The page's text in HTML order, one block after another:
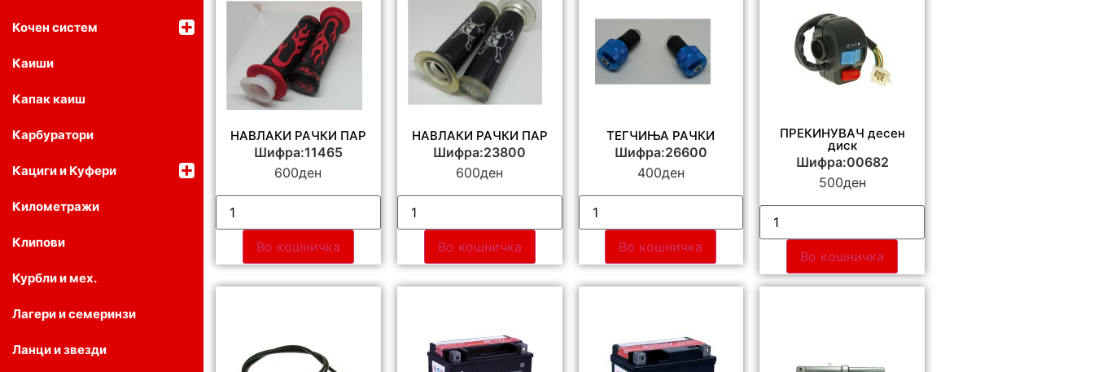
Кочен систем
Каиши
Капак каиш
Карбуратори
Кациги и Куфери
Километражи
Клипови
Курбли и мех.
Лагери и семеринзи
Ланци и звезди
НАВЛАКИ РАЧКИ ПАР
Шифра:11465
600ден
Во кошничка
НАВЛАКИ РАЧКИ ПАР
Шифра:23800
600ден
Во кошничка
ТЕГЧИЊА РАЧКИ
Шифра:26600
400ден
Во кошничка
ПРЕКИНУВАЧ десен
диск
Шифра:00682
500ден
Во кошничка